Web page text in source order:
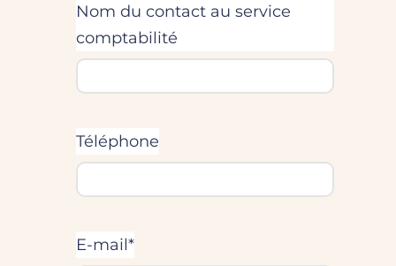
Nom du contact au service
comptabilité
Téléphone
E-mail*